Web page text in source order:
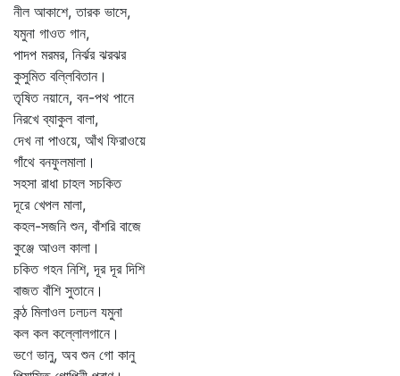
নীল আকাশে, তারক ভাসে,
যমুনা গাওত গান,
পাদপ মরমর, নির্ঝর ঝরঝর
কুসুমিত বল্লিবিতান।
তৃষিত নয়ানে, বন-পথ পানে
নিরখে ব্যাকুল বালা,
দেখ না পাওয়ে, আঁখ ফিরাওয়ে
গাঁথে বনফুলমালা।
সহসা রাধা চাহল সচকিত
দূরে খেপল মালা,
কহল-সজনি শুন, বাঁশরি বাজে
কুঞ্জে আওল কালা।
চকিত গহন নিশি, দূর দূর দিশি
বাজত বাঁশি সুতানে।
কন্ঠ মিলাওল ঢলঢল যমুনা
কল কল কল্লোলগানে।
ভণে ভানু, অব শুন গো কানু